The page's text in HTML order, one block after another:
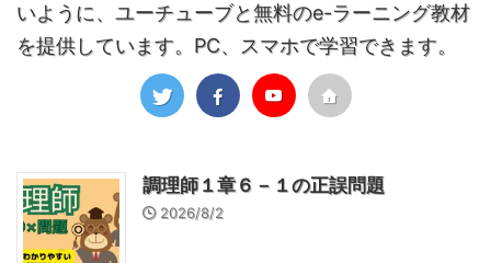
いように、ユーチューブと無料のe-ラーニング教材
を提供しています。PC、スマホで学習できます。
調理師１章６－１の正誤問題
2026/8/2